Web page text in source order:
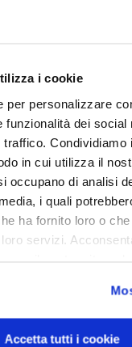
i cookie
per personalizzare
funzionalità dei social
Condividiamo
in cui utilizza il
occupano di analisi
i quali
ha fornito loro o
servizi.
Accetta tutti i cookie
DI